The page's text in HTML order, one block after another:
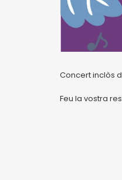
Concert inclòs
Feu la vostra